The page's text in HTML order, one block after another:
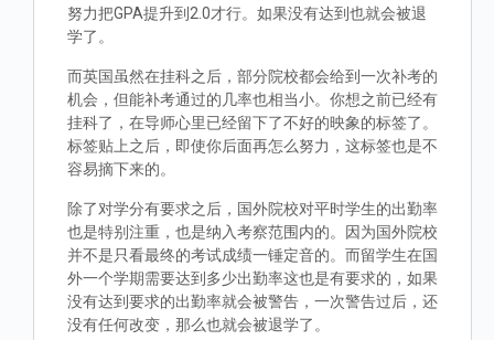
努力把GPA提升到2.0才行。如果没有达到也就会被退
学了。
而英国虽然在挂科之后，部分院校都会给到一次补考的
机会，但能补考通过的几率也相当小。你想之前已经有
挂科了，在导师心里已经留下了不好的映象的标签了。
标签贴上之后，即使你后面再怎么努力，这标签也是不
容易摘下来的。
除了对学分有要求之后，国外院校对平时学生的出勤率
也是特别注重，也是纳入考察范围内的。因为国外院校
并不是只看最终的考试成绩一锤定音的。而留学生在国
外一个学期需要达到多少出勤率这也是有要求的，如果
没有达到要求的出勤率就会被警告，一次警告过后，还
没有任何改变，那么也就会被退学了。